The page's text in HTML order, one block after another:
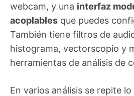
webcam, y una interfaz
acoplables que puedes
También tiene filtros de
histograma, vectorscopio y
herramientas de análisis de
En varios análisis se repite lo